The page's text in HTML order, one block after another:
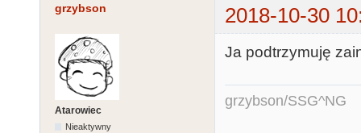
grzybson 2018-10-30
Atarowiec
Nieaktywny
Ja podtrzymuję
grzybson/SSG^NG